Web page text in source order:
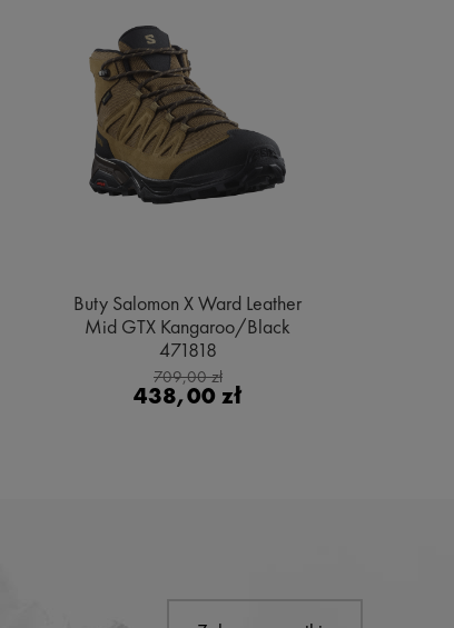
Buty Salomon X Ward Leather
Mid GTX Kangaroo/Black
471818
709,00 zł
438,00 zł